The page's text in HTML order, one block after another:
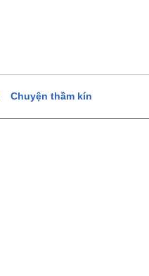
Chuyện thầm kín